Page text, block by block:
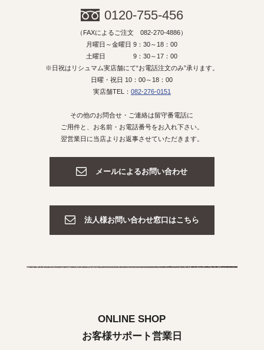
0120-755-456
（FAXによるご注文 082-270-4886）
月曜日～金曜日 9：30～18：00
土曜日 9：30～17：00
※日祝はリシュマム実店舗にて“お電話注文のみ”承ります。
日曜・祝日 10：00～18：00
実店舗TEL： 082-276-0151
その他のお問合せ・ご連絡は留守番電話に
ご用件と、お名前・お電話番号をお入れ下さい。
翌営業日に当店よりお返事させていただきます。
メールによるお問い合わせ
法人様お問い合わせ窓口はこちら
ONLINE SHOP
お客様サポート営業日